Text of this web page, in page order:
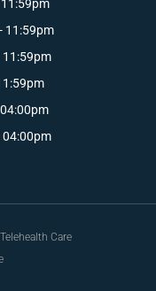
11:59pm
11:59pm
11:59pm
04:00pm
Care